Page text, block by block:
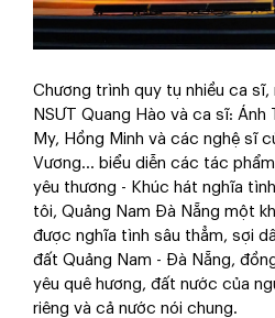
Chương trình quy tụ nhiều ca sĩ,
NSƯT Quang Hào và ca sĩ: Ánh
My, Hồng Minh và các nghệ sĩ
Vương… biểu diễn các tác
yêu thương - Khúc hát nghĩa
tôi, Quảng Nam Đà Nẵng một
được nghĩa tình sâu thẳm, sợi
đất Quảng Nam - Đà Nẵng,
yêu quê hương, đất nước của
riêng và cả nước nói chung.